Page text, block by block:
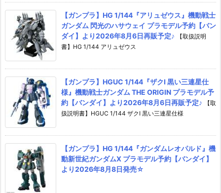
【ガンプラ】HG 1/144『アリュゼウス』機動戦士
ガンダム 閃光のハサウェイ プラモデル予約【バン
ダイ】より2026年8月6日再販予定♪
【取扱説明
書】HG 1/144 アリュゼウス
【ガンプラ】HGUC 1/144『ザクI 黒い三連星仕
様』機動戦士ガンダム THE ORIGIN プラモデル予
約【バンダイ】より2026年8月6日再販予定♪
【取
扱説明書】HGUC 1/144 ザクI 黒い三連星仕様
【ガンプラ】HG 1/144『ガンダムレオパルド』機
動新世紀ガンダムX プラモデル予約【バンダイ】
より2026年8月8日発売☆